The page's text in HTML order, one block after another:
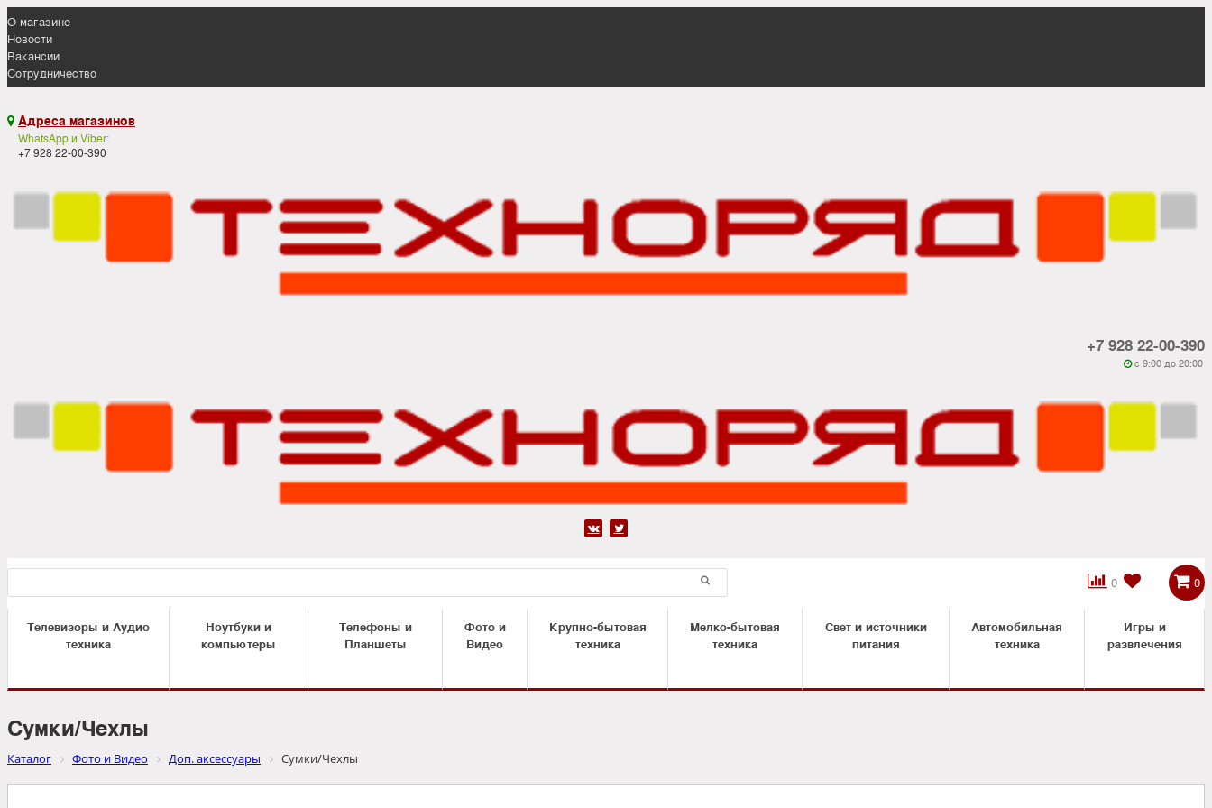
О магазине
Новости
Вакансии
Сотрудничество
 Адреса магазинов
WhatsApp и Viber:
+7 928 22-00-390
+7 928 22-00-390
 c 9:00 до 20:00
 
0

 0
Телевизоры и Аудио
техника
Ноутбуки и
компьютеры
Телефоны и
Планшеты
Фото и
Видео
Крупно-бытовая
техника
Мелко-бытовая
техника
Свет и источники
питания
Автомобильная
техника
Игры и
развлечения
Сумки/Чехлы
Каталог Фото и Видео Доп. аксессуары Сумки/Чехлы